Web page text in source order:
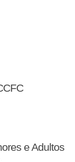
e Adultos